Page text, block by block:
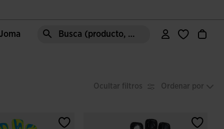
Busca (producto, estilo, área, ect.)
Ocultar filtros Ordenar por